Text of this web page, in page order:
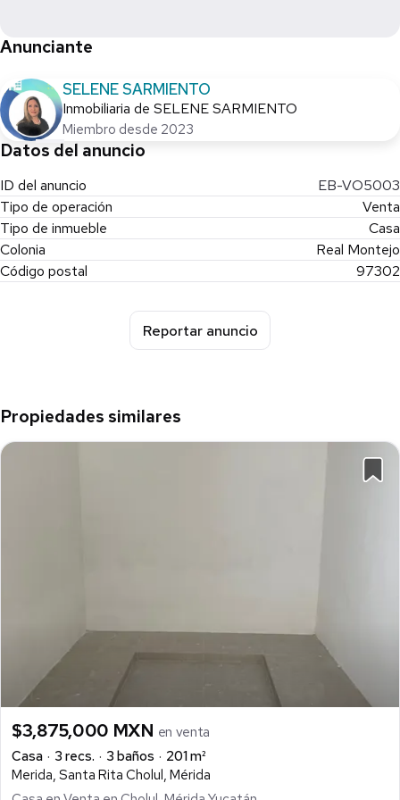
de calidad y distribución funcional, ideal para familias que buscan
comodidad y plusvalía.
Contáctame para más información y agenda tu visita.
*Precios y disponibilidad sujetos a cambios sin previo aviso*
*El precio de la propiedad no incluye gastos notariales e
impuestos.
*El precio final puede variar según el método de pago que se
elija.
Anunciante
SELENE SARMIENTO
Inmobiliaria de SELENE SARMIENTO
Miembro desde 2023
Datos del anuncio
ID del anuncio
EB-VO5003
Tipo de operación
Venta
Tipo de inmueble
Casa
Colonia
Real Montejo
Código postal
97302
Reportar anuncio
Propiedades similares
$3,875,000 MXN en venta
Casa
3 recs. 3 baños
201 m²
Merida, Santa Rita Cholul, Mérida